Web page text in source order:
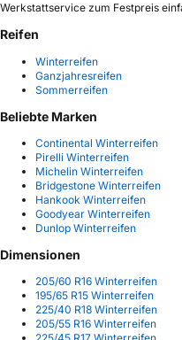
Werkstattservice zum Festpreis
Reifen
Winterreifen
Ganzjahresreifen
Sommerreifen
Beliebte Marken
Continental Winterreifen
Pirelli Winterreifen
Michelin Winterreifen
Bridgestone Winterreifen
Hankook Winterreifen
Goodyear Winterreifen
Dunlop Winterreifen
Dimensionen
205/60 R16 Winterreifen
195/65 R15 Winterreifen
225/40 R18 Winterreifen
205/55 R16 Winterreifen